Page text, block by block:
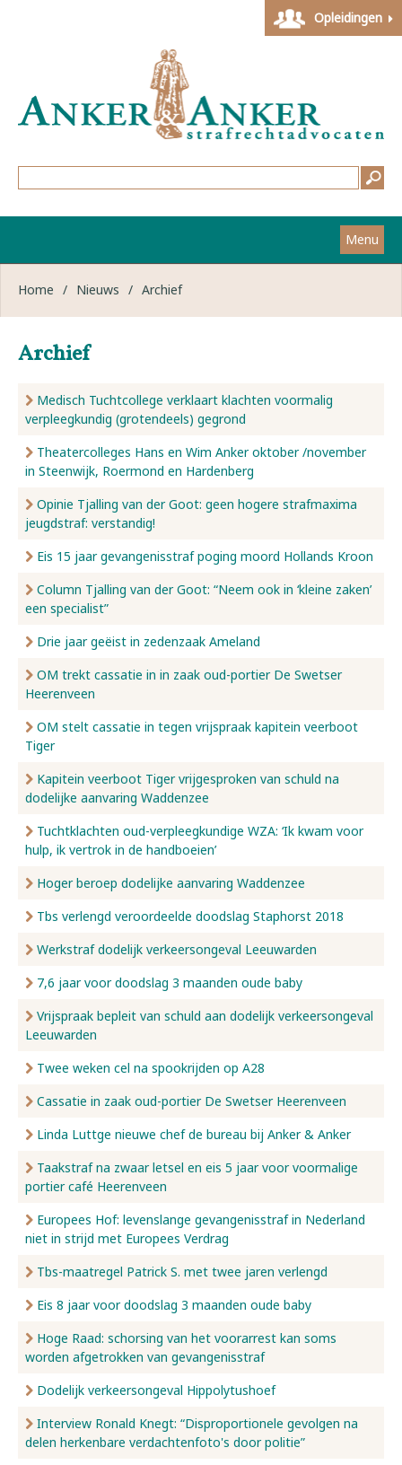
Opleidingen
Menu
Home
Strafzaken
Werkwijze
Nieuws
Over ons
Contact
Home / Nieuws / Archief
Archief
Medisch Tuchtcollege verklaart klachten voormalig
verpleegkundig (grotendeels) gegrond
Theatercolleges Hans en Wim Anker oktober /november
in Steenwijk, Roermond en Hardenberg
Opinie Tjalling van der Goot: geen hogere strafmaxima
jeugdstraf: verstandig!
Eis 15 jaar gevangenisstraf poging moord Hollands Kroon
Column Tjalling van der Goot: “Neem ook in ‘kleine zaken’
een specialist”
Drie jaar geëist in zedenzaak Ameland
OM trekt cassatie in in zaak oud-portier De Swetser
Heerenveen
OM stelt cassatie in tegen vrijspraak kapitein veerboot
Tiger
Kapitein veerboot Tiger vrijgesproken van schuld na
dodelijke aanvaring Waddenzee
Tuchtklachten oud-verpleegkundige WZA: ‘Ik kwam voor
hulp, ik vertrok in de handboeien’
Hoger beroep dodelijke aanvaring Waddenzee
Tbs verlengd veroordeelde doodslag Staphorst 2018
Werkstraf dodelijk verkeersongeval Leeuwarden
7,6 jaar voor doodslag 3 maanden oude baby
Vrijspraak bepleit van schuld aan dodelijk verkeersongeval
Leeuwarden
Twee weken cel na spookrijden op A28
Cassatie in zaak oud-portier De Swetser Heerenveen
Linda Luttge nieuwe chef de bureau bij Anker & Anker
Taakstraf na zwaar letsel en eis 5 jaar voor voormalige
portier café Heerenveen
Europees Hof: levenslange gevangenisstraf in Nederland
niet in strijd met Europees Verdrag
Tbs-maatregel Patrick S. met twee jaren verlengd
Eis 8 jaar voor doodslag 3 maanden oude baby
Hoge Raad: schorsing van het voorarrest kan soms
worden afgetrokken van gevangenisstraf
Dodelijk verkeersongeval Hippolytushoef
Interview Ronald Knegt: “Disproportionele gevolgen na
delen herkenbare verdachtenfoto's door politie”